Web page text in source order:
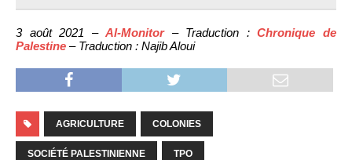
3 août 2021 –Al-Monitor– Traduction :Chronique de
Palestine – Traduction : Najib Aloui
AGRICULTURE COLONIES
SOCIÉTÉ PALESTINIENNE TPO